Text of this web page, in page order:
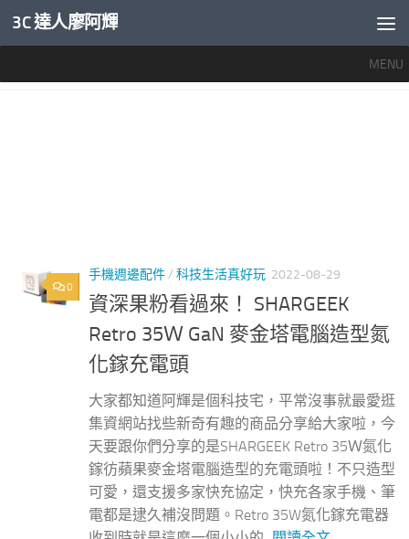
內文下方
3C 達人廖阿輝
MENU
0
手機週邊配件/ 科技生活真好玩 2022-08-29
資深果粉看過來！ SHARGEEK
Retro 35Ｗ GaN 麥金塔電腦造型氮
化鎵充電頭
大家都知道阿輝是個科技宅，平常沒事就最愛逛
集資網站找些新奇有趣的商品分享給大家啦，今
天要跟你們分享的是SHARGEEK Retro 35Ｗ氮化
鎵彷蘋果麥金塔電腦造型的充電頭啦！不只造型
可愛，還支援多家快充協定，快充各家手機、筆
電都是逮久補沒問題。Retro 35W氮化鎵充電器